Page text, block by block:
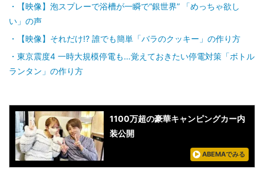
【映像】泡スプレーで浴槽が一瞬で“銀世界” 「めっちゃ欲し
い」の声
【映像】それだけ!? 誰でも簡単「バラのクッキー」の作り方
東京震度4 一時大規模停電も…覚えておきたい停電対策「ボトル
ランタン」の作り方
1100万超の豪華キャンピングカー内
装公開
ABEMAでみる